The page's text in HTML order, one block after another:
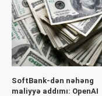
SoftBank-dən nəhəng
maliyyə addımı: OpenAI